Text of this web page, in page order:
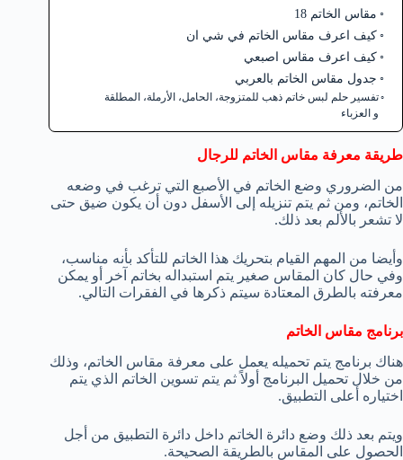
مقاس الخاتم 18
كيف اعرف مقاس الخاتم في شي ان
كيف اعرف مقاس اصبعي
جدول مقاس الخاتم بالعربي
تفسير حلم لبس خاتم ذهب للمتزوجة، الحامل، الأرملة، المطلقة
و العزباء
طريقة معرفة مقاس الخاتم للرجال
من الضروري وضع الخاتم في الأصبع التي ترغب في وضعه
الخاتم، ومن ثم يتم تنزيله إلى الأسفل دون أن يكون ضيق حتى
لا تشعر بالألم بعد ذلك.
وأيضا من المهم القيام بتحريك هذا الخاتم للتأكد بأنه مناسب،
وفي حال كان المقاس صغير يتم استبداله بخاتم آخر أو يمكن
معرفته بالطرق المعتادة سيتم ذكرها في الفقرات التالي.
برنامج مقاس الخاتم
هناك برنامج يتم تحميله يعمل على معرفة مقاس الخاتم، وذلك
من خلال تحميل البرنامج أولاً ثم يتم تسوين الخاتم الذي يتم
اختياره أعلى التطبيق.
ويتم بعد ذلك وضع دائرة الخاتم داخل دائرة التطبيق من أجل
الحصول على المقاس بالطريقة الصحيحة.